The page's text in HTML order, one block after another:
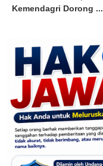
Kemendagri Dorong ...